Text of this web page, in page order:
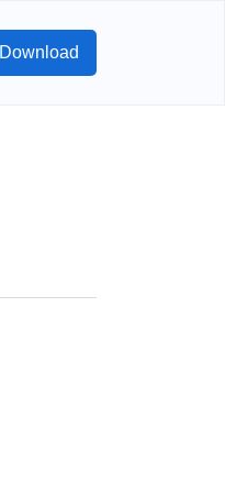
Download